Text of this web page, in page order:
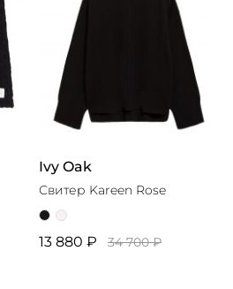
Ivy Oak
Свитер Kareen Rose
13 880 ₽ 34 700 ₽